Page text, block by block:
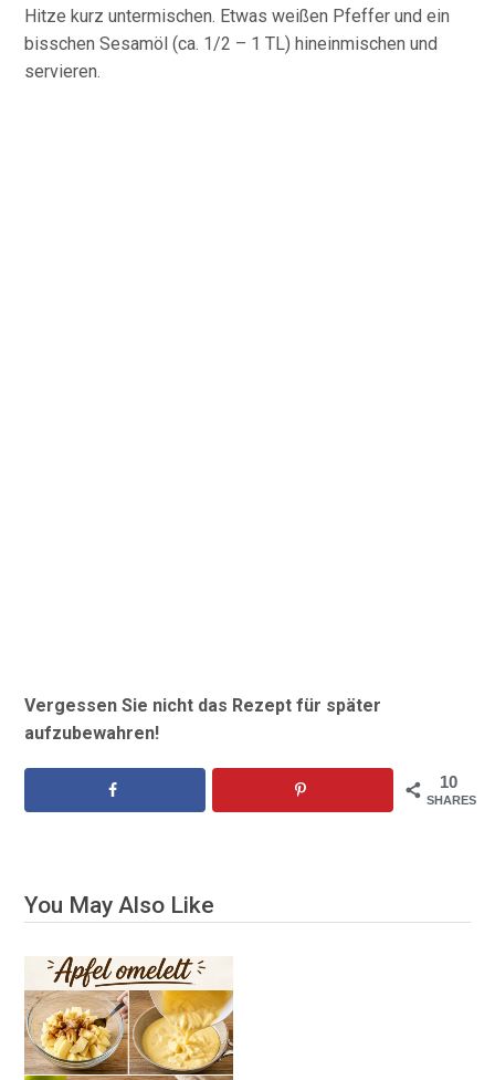
Hitze kurz untermischen. Etwas weißen Pfeffer und ein
bisschen Sesamöl (ca. 1/2 – 1 TL) hineinmischen und
servieren.
Vergessen Sie nicht das Rezept für später
aufzubewahren!
10
SHARES
You May Also Like